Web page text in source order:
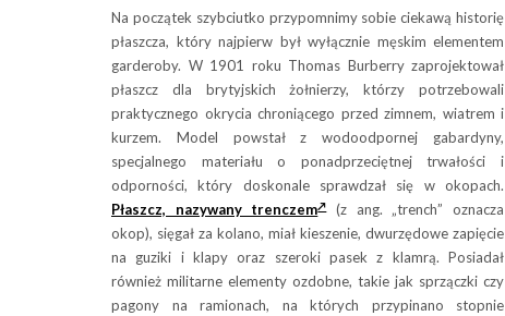
Na początek szybciutko przypomnimy sobie ciekawą historię
płaszcza, który najpierw był wyłącznie męskim elementem
garderoby. W 1901 roku Thomas Burberry zaprojektował
płaszcz dla brytyjskich żołnierzy, którzy potrzebowali
praktycznego okrycia chroniącego przed zimnem, wiatrem i
kurzem. Model powstał z wodoodpornej gabardyny,
specjalnego materiału o ponadprzeciętnej trwałości i
odporności, który doskonale sprawdzał się w okopach.
Płaszcz, nazywany trenczem (z ang. „trench” oznacza
okop), sięgał za kolano, miał kieszenie, dwurzędowe zapięcie
na guziki i klapy oraz szeroki pasek z klamrą. Posiadał
również militarne elementy ozdobne, takie jak sprzączki czy
pagony na ramionach, na których przypinano stopnie